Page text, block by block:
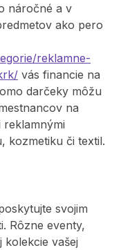
náročné a v
ako pero
reklamne-
vás financie na
darčeky môžu
na
reklamnými
kozmetiku či textil.
svojim
Rôzne eventy,
kolekcie vašej